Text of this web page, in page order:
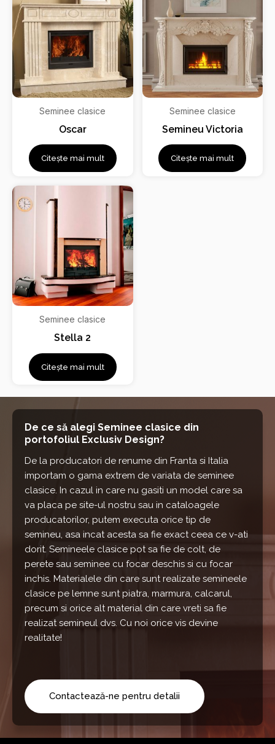
Seminee clasice
Oscar
Citește mai mult
Seminee clasice
Semineu Victoria
Citește mai mult
Seminee clasice
Stella 2
Citește mai mult
De ce să alegi Seminee clasice din
portofoliul Exclusiv Design?
De la producatori de renume din Franta si Italia
importam o gama extrem de variata de seminee
clasice. In cazul in care nu gasiti un model care sa
va placa pe site-ul nostru sau in cataloagele
producatorilor, putem executa orice tip de
semineu, asa incat acesta sa fie exact ceea ce v-ati
dorit. Semineele clasice pot sa fie de colt, de
perete sau seminee cu focar deschis si cu focar
inchis. Materialele din care sunt realizate semineele
clasice pe lemne sunt piatra, marmura, calcarul,
precum si orice alt material din care vreti sa fie
realizat semineul dvs. Cu noi orice vis devine
realitate!
Contactează-ne pentru detalii